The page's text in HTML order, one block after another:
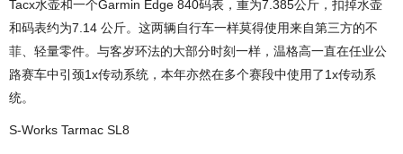
Tacx水壶和一个Garmin Edge 840码表，重为7.385公斤，扣掉水壶
和码表约为7.14 公斤。这两辆自行车一样莫得使用来自第三方的不
菲、轻量零件。与客岁环法的大部分时刻一样，温格高一直在任业公
路赛车中引颈1x传动系统，本年亦然在多个赛段中使用了1x传动系
统。
S-Works Tarmac SL8